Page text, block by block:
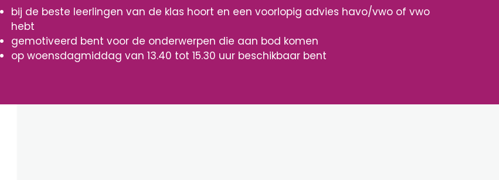
bij de beste leerlingen van de klas hoort en een voorlopig advies havo/vwo of vwo
hebt
gemotiveerd bent voor de onderwerpen die aan bod komen
op woensdagmiddag van 13.40 tot 15.30 uur beschikbaar bent